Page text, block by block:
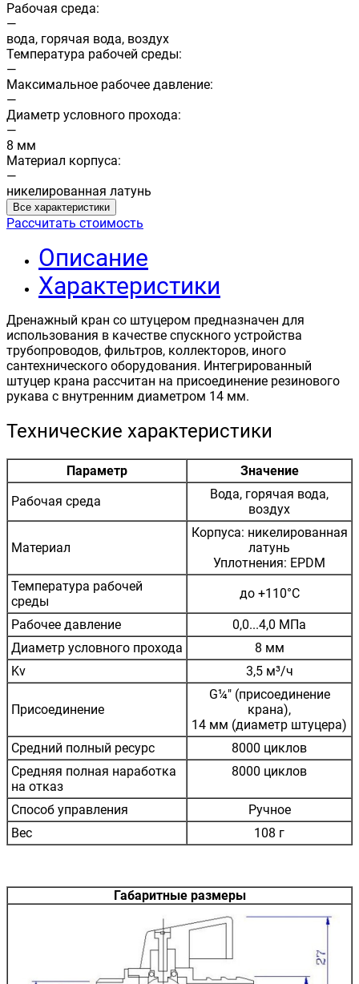
Рабочая среда:
—
вода, горячая вода, воздух
Температура рабочей среды:
—
Максимальное рабочее давление:
—
Диаметр условного прохода:
—
8 мм
Материал корпуса:
—
никелированная латунь
Все характеристики
Рассчитать стоимость
Описание
Характеристики
Дренажный кран со штуцером предназначен для
использования в качестве спускного устройства
трубопроводов, фильтров, коллекторов, иного
сантехнического оборудования. Интегрированный
штуцер крана рассчитан на присоединение резинового
рукава с внутренним диаметром 14 мм.
Технические характеристики
Параметр
Значение
Рабочая среда
Вода, горячая вода,
воздух
Материал
Корпуса: никелированная
латунь
Уплотнения: EPDM
Температура рабочей
среды
до +110°С
Рабочее давление
0,0...4,0 МПа
Диаметр условного прохода
8 мм
Kv
3,5 м³/ч
Присоединение
G¼" (присоединение
крана),
14 мм (диаметр штуцера)
Средний полный ресурс
8000 циклов
Средняя полная наработка
на отказ
8000 циклов
Способ управления
Ручное
Вес
108 г
Габаритные размеры